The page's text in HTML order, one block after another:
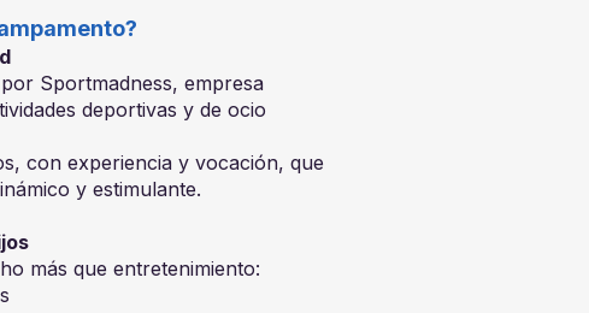
Sportmadness, empresa
deportivas y de ocio
con experiencia y vocación, que
y estimulante.
más que entretenimiento: